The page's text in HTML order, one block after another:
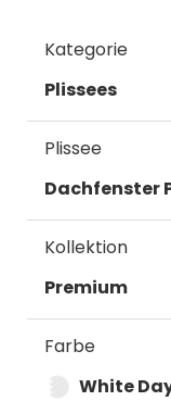
Kategorie
Plissees
Plissee
Dachfenster
Kollektion
Premium
Farbe
White